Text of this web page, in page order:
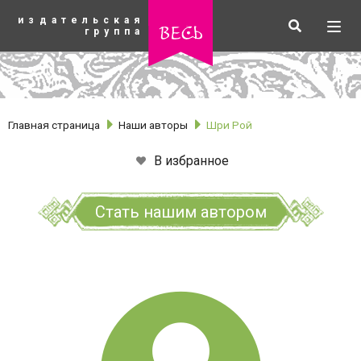
основному
издательская
группа
весь Искать
Главная страница Наши авторы Шри Рой
В избранное
Стать нашим автором